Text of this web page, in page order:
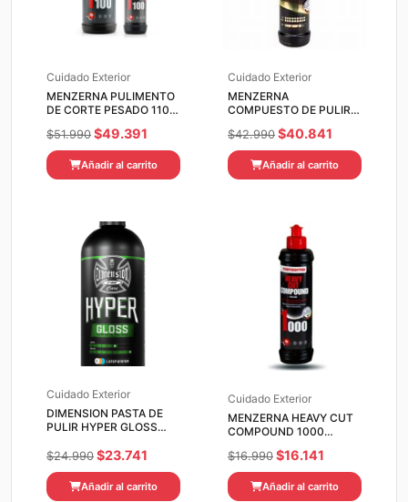
Cuidado Exterior
MENZERNA PULIMENTO
DE CORTE PESADO 1100
$51.990 El
precio
original
$49.391
precio
actual
Añadir al carrito
Cuidado Exterior
MENZERNA
COMPUESTO DE PULIR
$42.990 El
precio
original
$40.841
precio
actual
Añadir al carrito
Cuidado Exterior
DIMENSION PASTA DE
PULIR HYPER GLOSS
$24.990 El
precio
original
$23.741
precio
actual
Añadir al carrito
Cuidado Exterior
MENZERNA HEAVY CUT
COMPOUND 1000
$16.990 El
precio
original
$16.141
precio
actual
Añadir al carrito